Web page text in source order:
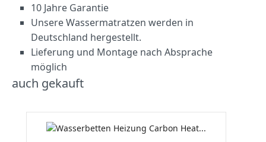
10 Jahre Garantie
Unsere Wassermatratzen werden in
Deutschland hergestellt.
Lieferung und Montage nach Absprache
möglich
auch gekauft